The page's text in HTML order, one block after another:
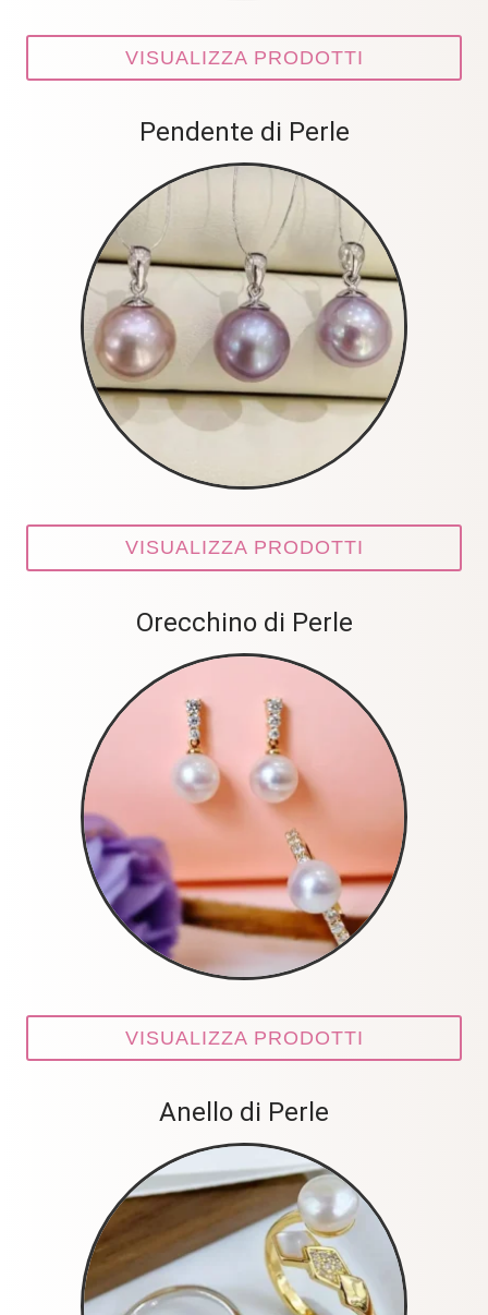
VISUALIZZA PRODOTTI
Pendente di Perle
VISUALIZZA PRODOTTI
Orecchino di Perle
VISUALIZZA PRODOTTI
Anello di Perle